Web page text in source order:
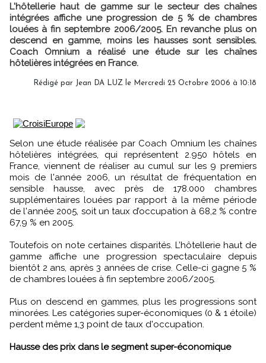
L'hôtellerie haut de gamme sur le secteur des chaînes
intégrées affiche une progression de 5 % de chambres
louées à fin septembre 2006/2005. En revanche plus on
descend en gamme, moins les hausses sont sensibles.
Coach Omnium a réalisé une étude sur les chaînes
hôtelières intégrées en France.
Rédigé par Jean DA LUZ le Mercredi 25 Octobre 2006 à 10:18
Selon une étude réalisée par Coach Omnium les chaînes
hôtelières intégrées, qui représentent 2.950 hôtels en
France, viennent de réaliser au cumul sur les 9 premiers
mois de l'année 2006, un résultat de fréquentation en
sensible hausse, avec près de 178.000 chambres
supplémentaires louées par rapport à la même période
de l'année 2005, soit un taux d’occupation à 68,2 % contre
67,9 % en 2005.
Toutefois on note certaines disparités. L’hôtellerie haut de
gamme affiche une progression spectaculaire depuis
bientôt 2 ans, après 3 années de crise. Celle-ci gagne 5 %
de chambres louées à fin septembre 2006/2005.
Plus on descend en gammes, plus les progressions sont
minorées. Les catégories super-économiques (0 & 1 étoile)
perdent même 1,3 point de taux d'occupation.
Hausse des prix dans le segment super-économique